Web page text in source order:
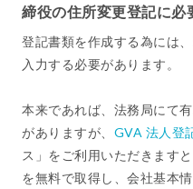
締役の住所変更登記に必
登記書類を作成する為には
入力する必要があります。
本来であれば、法務局にて
がありますが、 GVA 法人登
ス」をご利用いただきます
を無料で取得し、会社基本